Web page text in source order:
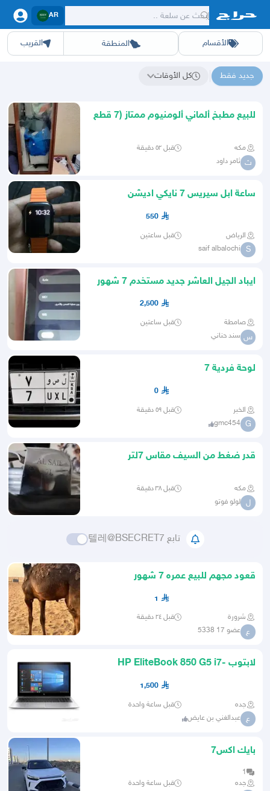
AR
الأقسام المنطقة القريب أجهزةعقار ديل وظائفالعابتدريب برمجةالحدائق الشرقيهجدهمكه المدينةالطايف حائلأبهاعسيرالباحة
جديد فقط كل الأوقات
للبيع مطبخ ألماني ألومنيوم ممتاز (7 قطع
مكه قبل ٥٢ دقيقة
ث ثامر داود
ساعة ابل سيريس 7 نايكي اديشن
550
الرياض قبل ساعتين
S
saif albalochi
ايباد الجيل العاشر جديد مستخدم 7 شهور
2,500
صامطة قبل ساعتين
س سند حناني
لوحة فردية 7
0
الخبر قبل ٥٩ دقيقة
G
gmc454
قدر ضغط من السيف مقاس 7لتر
مكه قبل ٣٨ دقيقة
ل لولو فوتو
تابع 텔레@BSECRET7
قعود مجهم للبيع عمره 7 شهور
1
شرورة قبل ٢٤ دقيقة
ع عضو 17 5338
لابتوب HP EliteBook 850 G5 i7-
1,500
جده قبل ساعة واحدة
ع عبدالغني بن عايض
بايك اكس7
1
جده
قبل ساعة واحدة